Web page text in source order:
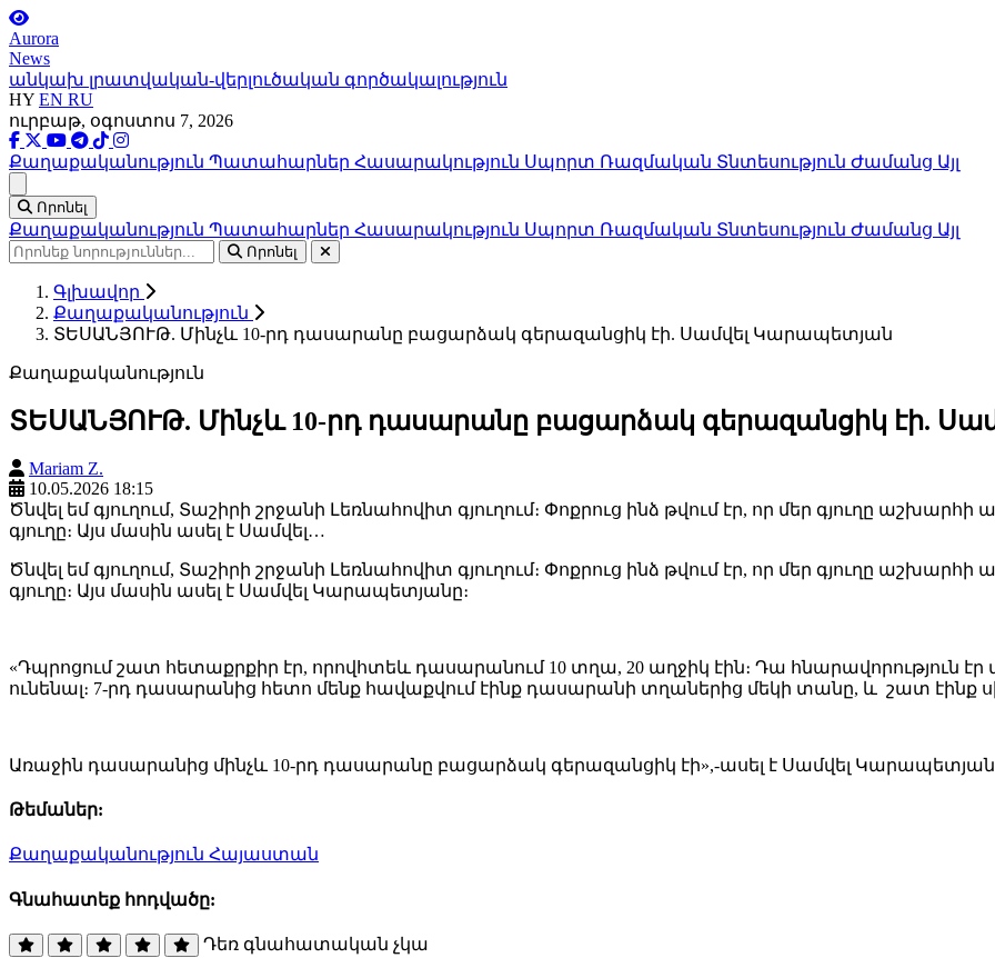
Aurora
News
անկախ լրատվական-վերլուծական գործակալություն
HY EN RU
ուրբաթ, օգոստոս 7, 2026
Քաղաքականություն Պատահարներ Հասարակություն Սպորտ Ռազմական Տնտեսություն Ժամանց Այլ
Որոնել
Քաղաքականություն Պատահարներ Հասարակություն Սպորտ Ռազմական Տնտեսություն Ժամանց Այլ
Որոնել
Գլխավոր
Քաղաքականություն
ՏԵՍԱՆՅՈՒԹ. Մինչև 10-րդ դասարանը բացարձակ գերազանցիկ էի. Սամվել Կարապետյան
Քաղաքականություն
ՏԵՍԱՆՅՈՒԹ. Մինչև 10-րդ դասարանը բացարձակ գերազանցիկ էի.
Mariam Z.
10.05.2026 18:15
Ծնվել եմ գյուղում, Տաշիրի շրջանի Լեռնահովիտ գյուղում։ Փոքրուց ինձ թվում էր, որ մեր գյուղը աշխարհի
գյուղը։ Այս մասին ասել է Սամվել…
Ծնվել եմ գյուղում, Տաշիրի շրջանի Լեռնահովիտ գյուղում։ Փոքրուց ինձ թվում էր, որ մեր գյուղը աշխարհի
գյուղը։ Այս մասին ասել է Սամվել Կարապետյանը։
«Դպրոցում շատ հետաքրքիր էր, որովհտեև դասարանում 10 տղա, 20 աղջիկ էին։ Դա հնարավորություն
ունենալ։ 7-րդ դասարանից հետո մենք հավաքվում էինք դասարանի տղաներից մեկի տանը, և շատ էինք
Առաջին դասարանից մինչև 10-րդ դասարանը բացարձակ գերազանցիկ էի»,-ասել է Սամվել
Թեմաներ:
Քաղաքականություն Հայաստան
Գնահատեք հոդվածը:
Դեռ գնահատական չկա